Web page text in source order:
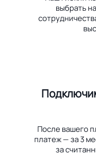
выбрать
После вашего
платеж — за 3
за